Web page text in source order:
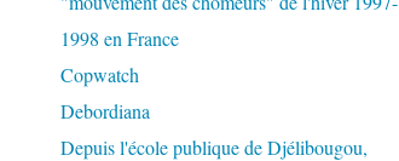
1998 en France
Copwatch
Debordiana
Depuis l'école publique de Djélibougou,